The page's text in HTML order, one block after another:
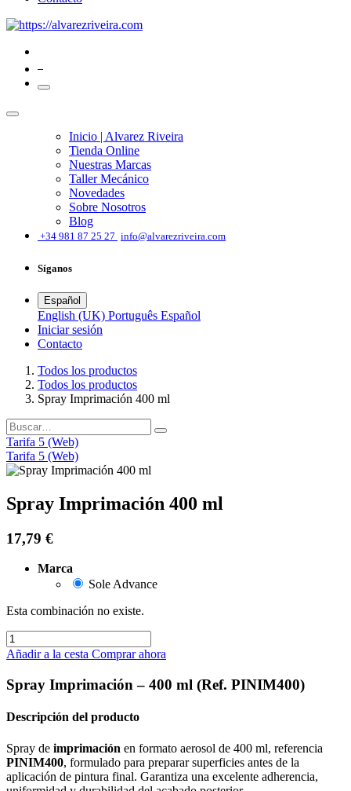
Inicio | Alvarez Riveira
Tienda Online
Nuestras Marcas
Taller Mecánico
Novedades
Sobre Nosotros
Blog
+34 981 87 25 27 info@alvarezriveira.com
Síganos
Español
English (UK) Português Español
Iniciar sesión
​Contacto
Todos los productos
Todos los productos
Spray Imprimación 400 ml
Tarifa 5 (Web)
Tarifa 5 (Web)
Spray Imprimación 400 ml
17,79 €
Marca
Sole Advance
Esta combinación no existe.
Añadir a la cesta Comprar ahora
Spray Imprimación – 400 ml (Ref. PINIM400)
Descripción del producto
Spray de imprimación en formato aerosol de 400 ml, referencia
PINIM400, formulado para preparar superficies antes de la
aplicación de pintura final. Garantiza una excelente adherencia,